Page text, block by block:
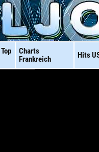
Top
Charts
Frankreich
Hits